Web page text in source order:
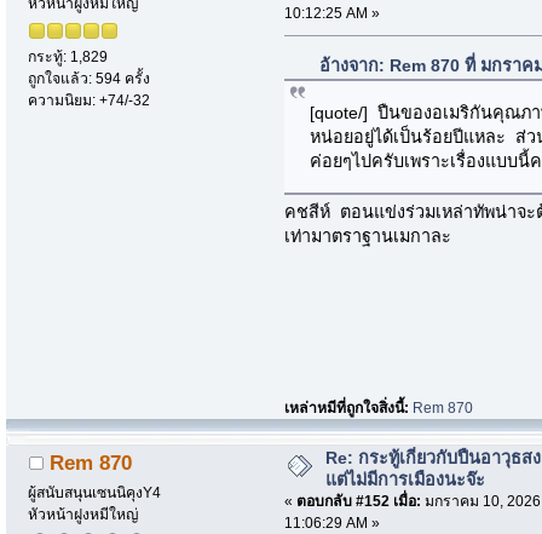
หัวหน้าฝูงหมีใหญ่
กระทู้: 1,829
ถูกใจแล้ว: 594 ครั้ง
ความนิยม: +74/-32
10:12:25 AM »
อ้างจาก: Rem 870 ที่ มกราค
[quote/] ปืนของอเมริกันคุณภ
หน่อยอยู่ได้เป็นร้อยปีแหละ ส่ว
ค่อยๆไปครับเพราะเรื่องแบบ
คชสีห์ ตอนแข่งร่วมเหล่าทัพน่าจะ
เท่ามาตราฐานเมกาละ
เหล่าหมีที่ถูกใจสิ่งนี้: Rem 870
Rem 870
ผู้สนับสนุนเซนนิคุงY4
หัวหน้าฝูงหมีใหญ่
Re: กระทู้เกี่ยวกับปืนอาวุธส
แต่ไม่มีการเมืองนะจ๊ะ
« ตอบกลับ #152 เมื่อ: มกราคม 10,
11:06:29 AM »